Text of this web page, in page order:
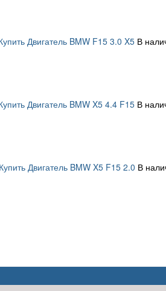
Двигатель BMW F15 3.0 X5 В
Двигатель BMW X5 4.4 F15 В
Двигатель BMW X5 F15 2.0 В